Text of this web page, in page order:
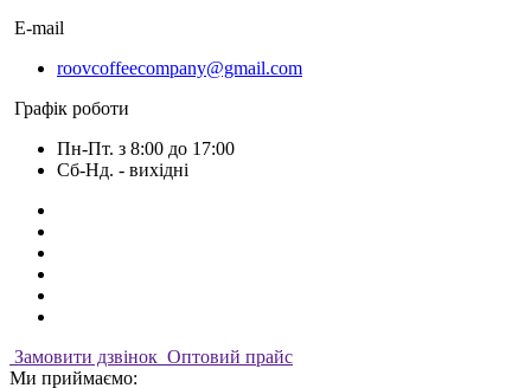
E-mail
roovcoffeecompany@gmail.com
Графік роботи
Пн-Пт. з 8:00 до 17:00
Сб-Нд. - вихідні
Замовити дзвінок Оптовий прайс
Ми приймаємо: